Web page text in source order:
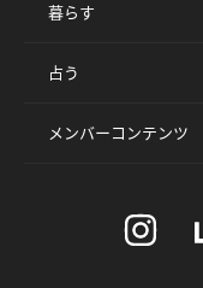
暮らす
占う
メンバーコンテンツ